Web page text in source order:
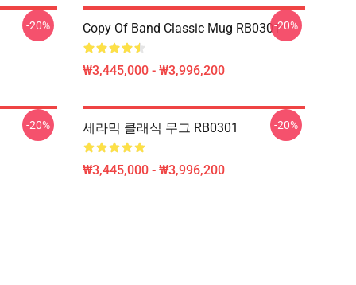
-20% Copy Of Band Classic Mug RB0301
₩3,445,000 - ₩3,996,200
-20%
-20% 세라믹 클래식 무그 RB0301
₩3,445,000 - ₩3,996,200
-20%